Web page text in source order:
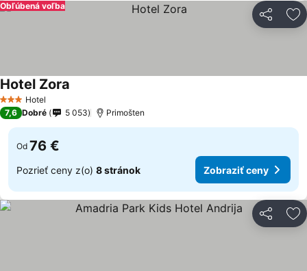
Zdieľať
Obľúbená voľba
3 Počet hviezdičiek
Hotel
Hotel Zora
7,6 Dobré 5 053 Primošten
Od 76 €
Pozrieť ceny z(o) 8 stránok Zobraziť ceny
Zdieľať